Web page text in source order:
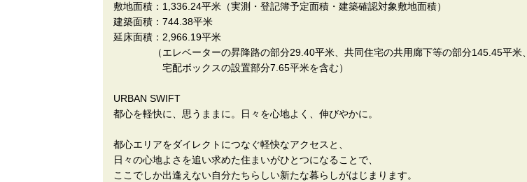
敷地面積：1,336.24平米（実測・登記簿予定面積・建築確認対象敷地面積）
建築面積：744.38平米
延床面積：2,966.19平米
（エレベーターの昇降路の部分29.40平米、共同住宅の共用廊下等の部分145.45平米、
宅配ボックスの設置部分7.65平米を含む）
URBAN SWIFT
都心を軽快に、思うままに。日々を心地よく、伸びやかに。
都心エリアをダイレクトにつなぐ軽快なアクセスと、
日々の心地よさを追い求めた住まいがひとつになることで、
ここでしか出逢えない自分たちらしい新たな暮らしがはじまります。